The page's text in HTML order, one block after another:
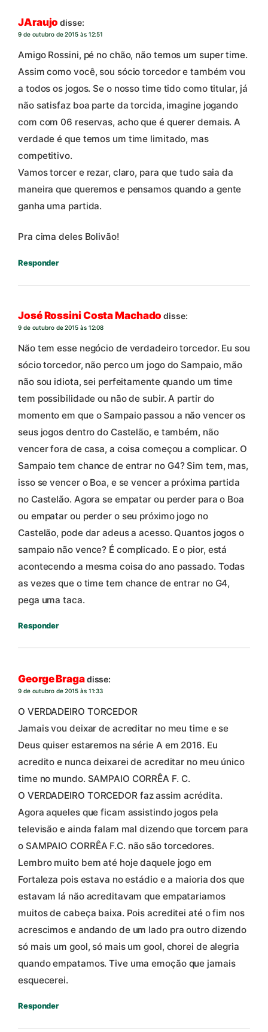
JAraujo disse:
9 de outubro de 2015 às 12:51
Amigo Rossini, pé no chão, não temos um super time.
Assim como você, sou sócio torcedor e também vou
a todos os jogos. Se o nosso time tido como titular, já
não satisfaz boa parte da torcida, imagine jogando
com com 06 reservas, acho que é querer demais. A
verdade é que temos um time limitado, mas
competitivo.
Vamos torcer e rezar, claro, para que tudo saia da
maneira que queremos e pensamos quando a gente
ganha uma partida.
Pra cima deles Bolivão!
Responder
José Rossini Costa Machado disse:
9 de outubro de 2015 às 12:08
Não tem esse negócio de verdadeiro torcedor. Eu sou
sócio torcedor, não perco um jogo do Sampaio, mão
não sou idiota, sei perfeitamente quando um time
tem possibilidade ou não de subir. A partir do
momento em que o Sampaio passou a não vencer os
seus jogos dentro do Castelão, e também, não
vencer fora de casa, a coisa começou a complicar. O
Sampaio tem chance de entrar no G4? Sim tem, mas,
isso se vencer o Boa, e se vencer a próxima partida
no Castelão. Agora se empatar ou perder para o Boa
ou empatar ou perder o seu próximo jogo no
Castelão, pode dar adeus a acesso. Quantos jogos o
sampaio não vence? É complicado. E o pior, está
acontecendo a mesma coisa do ano passado. Todas
as vezes que o time tem chance de entrar no G4,
pega uma taca.
Responder
George Bragadisse:
9 de outubro de 2015 às 11:33
O VERDADEIRO TORCEDOR
Jamais vou deixar de acreditar no meu time e se
Deus quiser estaremos na série A em 2016. Eu
acredito e nunca deixarei de acreditar no meu único
time no mundo. SAMPAIO CORRÊA F. C.
O VERDADEIRO TORCEDOR faz assim acrédita.
Agora aqueles que ficam assistindo jogos pela
televisão e ainda falam mal dizendo que torcem para
o SAMPAIO CORRÊA F.C. não são torcedores.
Lembro muito bem até hoje daquele jogo em
Fortaleza pois estava no estádio e a maioria dos que
estavam lá não acreditavam que empatariamos
muitos de cabeça baixa. Pois acreditei até o fim nos
acrescimos e andando de um lado pra outro dizendo
só mais um gool, só mais um gool, chorei de alegria
quando empatamos. Tive uma emoção que jamais
esquecerei.
Responder